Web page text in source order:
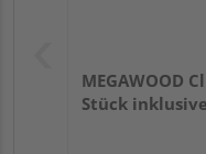
MEGAWOOD
Stück